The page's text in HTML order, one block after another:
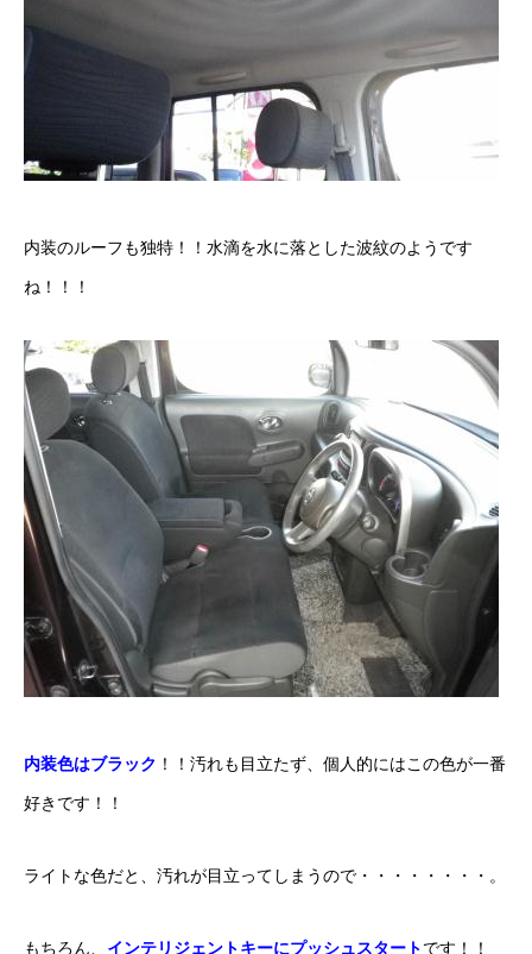
内装のルーフも独特！！水滴を水に落とした波紋のようです
ね！！！
内装色はブラック ！！汚れも目立たず、個人的にはこの色が一番
好きです！！
ライトな色だと、汚れが目立ってしまうので・・・・・・・・。
もちろん、 インテリジェントキーにプッシュスタートです！！